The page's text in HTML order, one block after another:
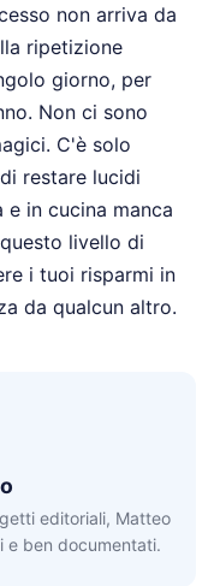
non arriva da
ripetizione
giorno, per
Non ci sono
C'è solo
restare lucidi
in cucina manca
livello di
i tuoi risparmi in
da qualcun altro.
editoriali, Matteo
e ben documentati.